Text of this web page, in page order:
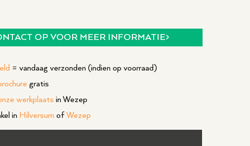
OP VOOR MEER INFORMATIE
= vandaag verzonden (indien op voorraad)
gratis
werkplaats in Wezep
in Hilversum of Wezep